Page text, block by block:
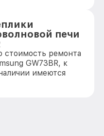
печи
стоимость ремонта
GW73BR, к
имеются